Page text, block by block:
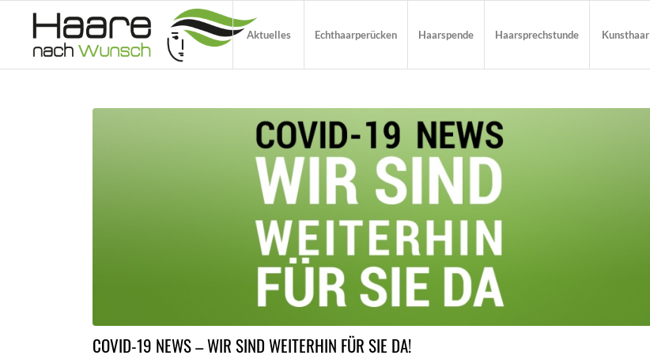
Aktuelles Echthaarperücken Haarspende Haarsprechstunde Kunsthaar
COVID-19 NEWS – WIR SIND WEITERHIN FÜR SIE DA!